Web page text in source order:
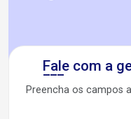
Fale com a
Preencha os campos